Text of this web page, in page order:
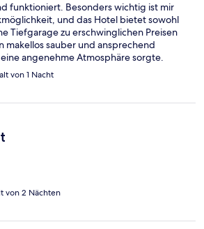
funktioniert. Besonders wichtig ist mir
und das Hotel bietet sowohl
Tiefgarage zu erschwinglichen Preisen
makellos sauber und ansprechend
angenehme Atmosphäre sorgte.
Hotel jederzeit wieder buchen.
erreichbar, und in der Umgebung gibt
des Hafenparks mit
Fußball und Calisthenics.
Main zu einem schönen Spaziergang in
Die öffentlichen Verkehrsmittel halten
man problemlos ins Stadtzentrum
– besonders im Sommer, wegen dem
von 1 Nacht
von 2 Nächten